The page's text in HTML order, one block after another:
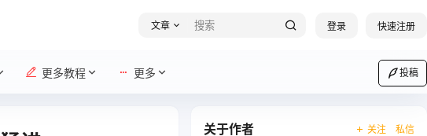
文章 登录 快速注册
更多教程 更多 投稿
关于作者 关注 私信